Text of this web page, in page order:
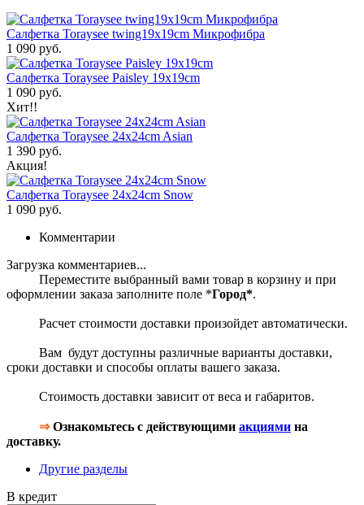
Салфетка Toraysee twing19x19cm Микрофибра
1 090 руб.
Салфетка Toraysee Paisley 19x19cm
1 090 руб.
Хит!!
Салфетка Toraysee 24x24cm Asian
1 390 руб.
Акция!
Салфетка Toraysee 24x24cm Snow
1 090 руб.
Комментарии
Загрузка комментариев...
Переместите выбранный вами товар в корзину и при
оформлении заказа заполните поле *Город*.
Расчет стоимости доставки произойдет автоматически.
Вам будут доступны различные варианты доставки,
сроки доставки и способы оплаты вашего заказа.
Стоимость доставки зависит от веса и габаритов.
⇒Ознакомьтесь с действующими акциями на
доставку.
Другие разделы
В кредит